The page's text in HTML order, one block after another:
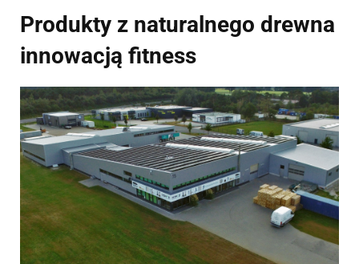
Produkty z naturalnego drewna
innowacją fitness